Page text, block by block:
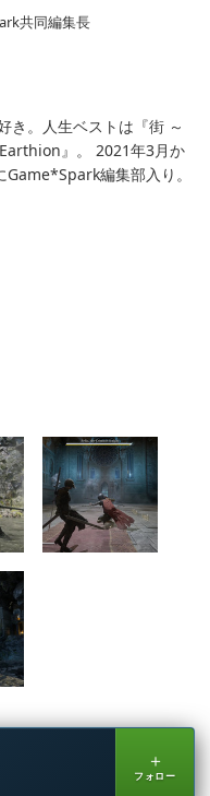
共同編集長
き。人生ベストは『街 ～
』。 2021年3月か
編集部入り。
＋
フォロー